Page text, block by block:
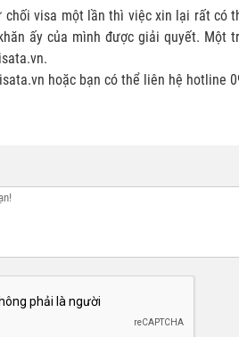
chối visa một lần thì việc xin lại rất có
ấy của mình được giải quyết. Một
hoặc bạn có thể liên hệ hotline